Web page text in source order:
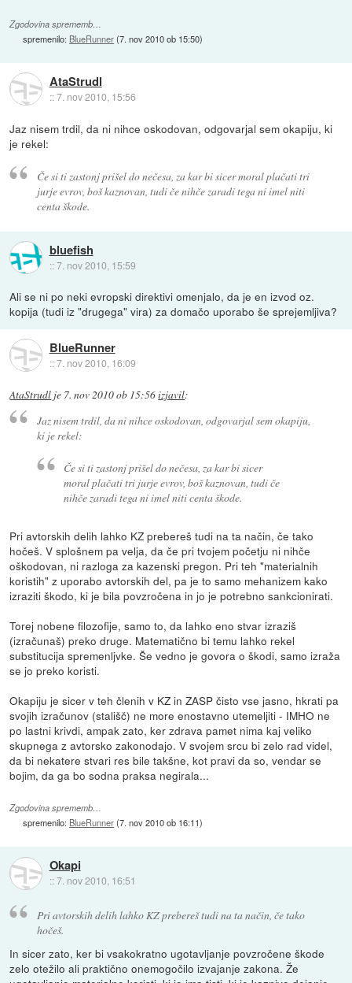
Zgodovina sprememb…
spremenilo: BlueRunner(7. nov 2010 ob 15:50)
AtaStrudl
::7. nov 2010, 15:56
Jaz nisem trdil, da ni nihce oskodovan, odgovarjal sem okapiju, ki
je rekel:
Če si ti zastonj prišel do nečesa, za kar bi sicer moral plačati tri
jurje evrov, boš kaznovan, tudi če nihče zaradi tega ni imel niti
centa škode.
bluefish
::7. nov 2010, 15:59
Ali se ni po neki evropski direktivi omenjalo, da je en izvod oz.
kopija (tudi iz "drugega" vira) za domačo uporabo še sprejemljiva?
BlueRunner
::7. nov 2010, 16:09
AtaStrudl je 7. nov 2010 ob 15:56izjavil:
Jaz nisem trdil, da ni nihce oskodovan, odgovarjal sem okapiju,
ki je rekel:
Če si ti zastonj prišel do nečesa, za kar bi sicer
moral plačati tri jurje evrov, boš kaznovan, tudi če
nihče zaradi tega ni imel niti centa škode.
Pri avtorskih delih lahko KZ prebereš tudi na ta način, če tako
hočeš. V splošnem pa velja, da če pri tvojem početju ni nihče
oškodovan, ni razloga za kazenski pregon. Pri teh "materialnih
koristih" z uporabo avtorskih del, pa je to samo mehanizem kako
izraziti škodo, ki je bila povzročena in jo je potrebno sankcionirati.
Torej nobene filozofije, samo to, da lahko eno stvar izraziš
(izračunaš) preko druge. Matematično bi temu lahko rekel
substitucija spremenljvke. Še vedno je govora o škodi, samo izraža
se jo preko koristi.
Okapiju je sicer v teh členih v KZ in ZASP čisto vse jasno, hkrati pa
svojih izračunov (stališč) ne more enostavno utemeljiti - IMHO ne
po lastni krivdi, ampak zato, ker zdrava pamet nima kaj veliko
skupnega z avtorsko zakonodajo. V svojem srcu bi zelo rad videl,
da bi nekatere stvari res bile takšne, kot pravi da so, vendar se
bojim, da ga bo sodna praksa negirala...
Zgodovina sprememb…
spremenilo: BlueRunner(7. nov 2010 ob 16:11)
Okapi
::7. nov 2010, 16:51
Pri avtorskih delih lahko KZ prebereš tudi na ta način, če tako
hočeš.
In sicer zato, ker bi vsakokratno ugotavljanje povzročene škode
zelo otežilo ali praktično onemogočilo izvajanje zakona. Že